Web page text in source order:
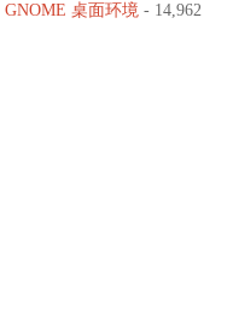
桌面环境- 14,962